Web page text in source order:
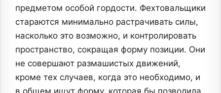
предметом особой гордости. Фехтовальщики
стараются минимально растрачивать силы,
насколько это возможно, и контролировать
пространство, сокращая форму позиции. Они
не совершают размашистых движений,
кроме тех случаев, когда это необходимо, и